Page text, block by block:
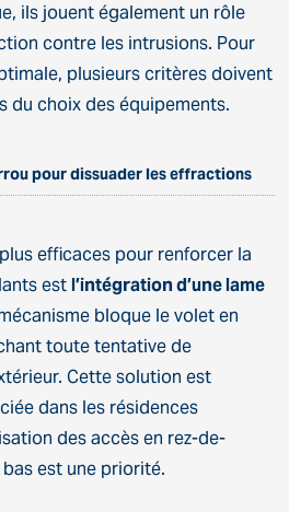
ils jouent également un rôle
contre les intrusions. Pour
plusieurs critères doivent
du choix des équipements.
pour dissuader les effractions
efficaces pour renforcer la
estl’intégration d’une lame
bloque le volet en
toute tentative de
Cette solution est
dans les résidences
des accès en rez-de-
est une priorité.